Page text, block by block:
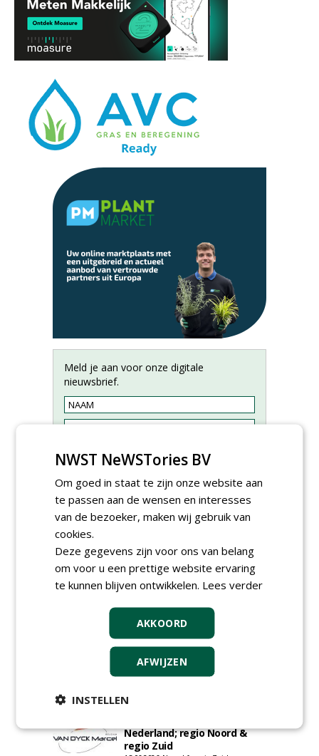
Meld je aan voor onze digitale
nieuwsbrief.
Allround
magazijnmedewerker
(fulltime) bij DSV zaden
Nederland B.V.
Meewerkend Voorman
Sportvelden bij
09-07-2026, Castricum en Uitgeest
Nederland; regio Noord &
regio Zuid
NWST NeWSTories BV
Om goed in staat te zijn onze website aan
te passen aan de wensen en interesses
van de bezoeker, maken wij gebruik van
cookies.
Deze gegevens zijn voor ons van belang
om voor u een prettige website ervaring
te kunnen blijven ontwikkelen. Lees verder
AKKOORD
AFWIJZEN
INSTELLEN